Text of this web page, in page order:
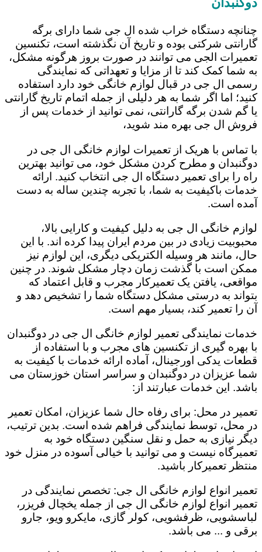
چنانچه دستگاه خراب شده ال جی شما دارای برگه
گارانتی شرکتی بوده و تاریخ آن نگذشته است، تکنسین
تعمیرات الجی می توانند در صورت بروز هرگونه مشکل،
به شما کمک کند تا از مزایا و تعهداتی که نمایندگی
رسمی ال جی در قبال لوازم خانگی خود دارد استفاده
کنید؛ اما اگر شما به هر دلیلی از جمله اتمام تاریخ گارانتی
یا گم شدن برگه گارانتی، نمی توانید از خدمات پس از
فروش ال جی بهره مند شوید،
با تماس با هریک از تعمیرات لوازم خانگی ال جی در
دوگنبدان و مطرح کردن مشکل خود، می توانید بهترین
راه را برای تعمیر دستگاه ال جی انتخاب کنید. ارائه
خدمات باکیفیت به شما، با تجربه چندین ساله به دست
آمده است.
لوازم خانگی ال جی به دلیل کیفیت و کارایی بالا،
محبوبیت زیادی در بین مردم ایران پیدا کرده اند. با این
حال، مانند هر وسیله الکتریکی دیگری، این لوازم نیز
ممکن است با گذشت زمان دچار مشکل شوند. در چنین
مواقعی، یافتن یک تعمیرکار مجرب و قابل اعتماد که
بتواند به درستی مشکل دستگاه شما را تشخیص دهد و
آن را تعمیر کند، بسیار مهم است.
خدمات نمایندگی تعمیر لوازم خانگی ال جی در دوگنبدان
با بهره گیری از تکنسین های مجرب و با استفاده از
قطعات یدکی اورجینال، آماده ارائه خدمات با کیفیت به
شما عزیزان در دوگنبدان و سراسر استان خوزستان می
باشد. این خدمات عبارتند از:
تعمیر در محل: برای رفاه حال شما عزیزان، امکان تعمیر
در محل، توسط نمایندگی فراهم شده است. بدین ترتیب،
دیگر نیازی به حمل و نقل سنگین دستگاه خود به
تعمیرگاه نیست و می توانید با خیالی آسوده در منزل خود
منتظر تعمیرکار باشید.
تعمیر انواع لوازم خانگی ال جی: تخصص نمایندگی در
تعمیر انواع لوازم خانگی ال جی از جمله یخچال فریزر،
لباسشویی، ظرفشویی، کولر گازی، مایکرو ویو، جارو
برقی و ... می باشد.